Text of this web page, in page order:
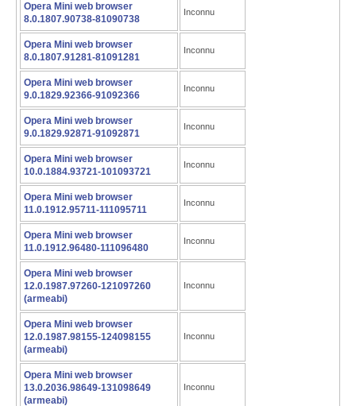
Opera Mini web browser
8.0.1807.90738-81090738
Inconnu
Opera Mini web browser
8.0.1807.91281-81091281
Inconnu
Opera Mini web browser
9.0.1829.92366-91092366
Inconnu
Opera Mini web browser
9.0.1829.92871-91092871
Inconnu
Opera Mini web browser
10.0.1884.93721-101093721
Inconnu
Opera Mini web browser
11.0.1912.95711-111095711
Inconnu
Opera Mini web browser
11.0.1912.96480-111096480
Inconnu
Opera Mini web browser
12.0.1987.97260-121097260
(armeabi)
Inconnu
Opera Mini web browser
12.0.1987.98155-124098155
(armeabi)
Inconnu
Opera Mini web browser
13.0.2036.98649-131098649
(armeabi)
Inconnu